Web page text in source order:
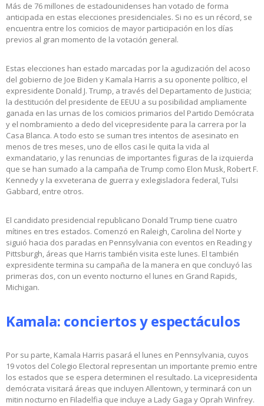
Más de 76 millones de estadounidenses han votado de forma
anticipada en estas elecciones presidenciales. Si no es un récord, se
encuentra entre los comicios de mayor participación en los días
previos al gran momento de la votación general.
Estas elecciones han estado marcadas por la agudización del acoso
del gobierno de Joe Biden y Kamala Harris a su oponente político, el
expresidente Donald J. Trump, a través del Departamento de Justicia;
la destitución del presidente de EEUU a su posibilidad ampliamente
ganada en las urnas de los comicios primarios del Partido Demócrata
y el nombramiento a dedo del vicepresidente para la carrera por la
Casa Blanca. A todo esto se suman tres intentos de asesinato en
menos de tres meses, uno de ellos casi le quita la vida al
exmandatario, y las renuncias de importantes figuras de la izquierda
que se han sumado a la campaña de Trump como Elon Musk, Robert F.
Kennedy y la exveterana de guerra y exlegisladora federal, Tulsi
Gabbard, entre otros.
El candidato presidencial republicano Donald Trump tiene cuatro
mítines en tres estados. Comenzó en Raleigh, Carolina del Norte y
siguió hacia dos paradas en Pennsylvania con eventos en Reading y
Pittsburgh, áreas que Harris también visita este lunes. El también
expresidente termina su campaña de la manera en que concluyó las
primeras dos, con un evento nocturno el lunes en Grand Rapids,
Michigan.
Kamala: conciertos y espectáculos
Por su parte, Kamala Harris pasará el lunes en Pennsylvania, cuyos
19 votos del Colegio Electoral representan un importante premio entre
los estados que se espera determinen el resultado. La vicepresidenta
demócrata visitará áreas que incluyen Allentown, y terminará con un
mitin nocturno en Filadelfia que incluye a Lady Gaga y Oprah Winfrey.